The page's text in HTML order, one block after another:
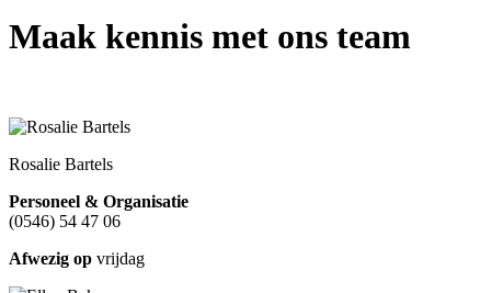
Maak kennis met ons team
Rosalie Bartels
Personeel & Organisatie
(0546) 54 47 06
Afwezig op vrijdag